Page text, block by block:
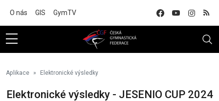
O nás GIS GymTV
Aplikace Elektronické výsledky
Elektronické výsledky - JESENIO CUP 2024